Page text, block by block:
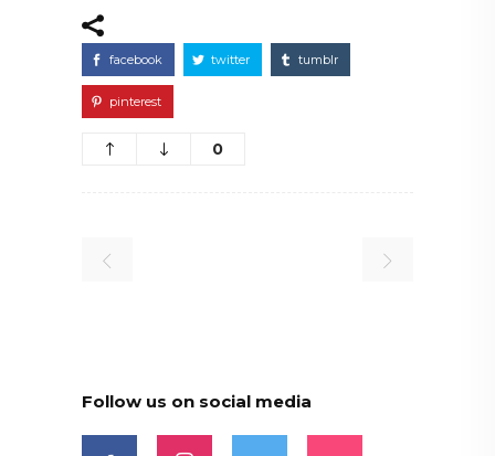
facebook twitter tumblr
pinterest
0
Follow us on social media